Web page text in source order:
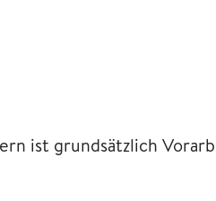
ist grundsätzlich